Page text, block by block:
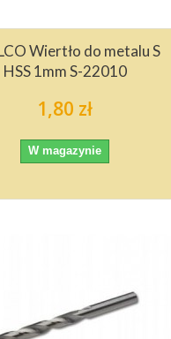
Wiertło do metalu S
HSS 1mm S-22010
1,80 zł
W magazynie